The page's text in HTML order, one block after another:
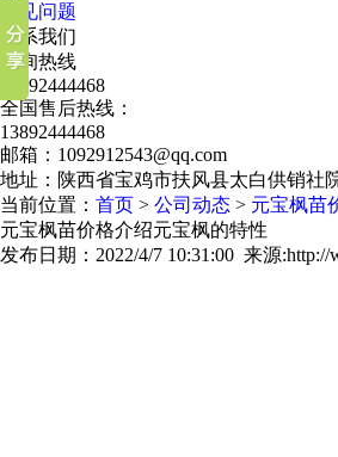
常见问题
联系我们
咨询热线
13892444468
全国售后热线：
13892444468
邮箱：1092912543@qq.com
地址：陕西省宝鸡市扶风县太白供销社
当前位置： 首页 > 公司动态 > 元宝枫苗
元宝枫苗价格介绍元宝枫的特性
发布日期：2022/4/7 10:31:00 来源